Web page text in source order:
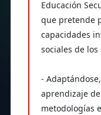
Educación
que pretende
capacidades
sociales de los
-
aprendizaje
metodologías